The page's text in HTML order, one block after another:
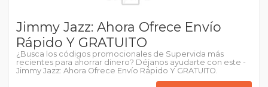
Jimmy Jazz: Ahora Ofrece Envío
Rápido Y GRATUITO
¿Busca los códigos promocionales de Supervida más
recientes para ahorrar dinero? Déjanos ayudarte con este -
Jimmy Jazz: Ahora Ofrece Envío Rápido Y GRATUITO.